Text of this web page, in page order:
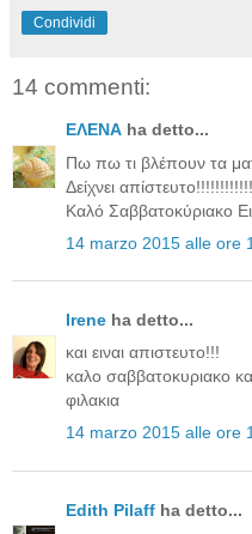
Condividi
14 commenti:
ΕΛΕΝΑ ha detto...
Πω πω τι βλέπουν τα
Δείχνει
Καλό Σαββατοκύριακο
14 marzo 2015 alle ore
Irene ha detto...
και ειναι απιστευτο!!!
καλο σαββατοκυριακο
φιλακια
14 marzo 2015 alle ore
Edith Pilaff ha detto...